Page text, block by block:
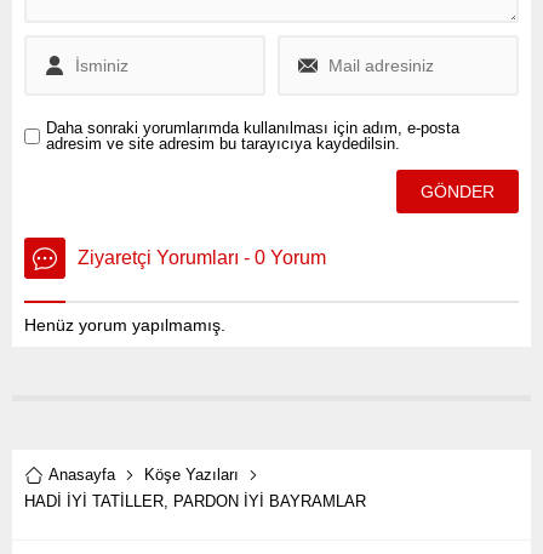
Daha sonraki yorumlarımda kullanılması için adım, e-posta
adresim ve site adresim bu tarayıcıya kaydedilsin.
Ziyaretçi Yorumları - 0 Yorum
Henüz yorum yapılmamış.
Anasayfa
Köşe Yazıları
HADİ İYİ TATİLLER, PARDON İYİ BAYRAMLAR